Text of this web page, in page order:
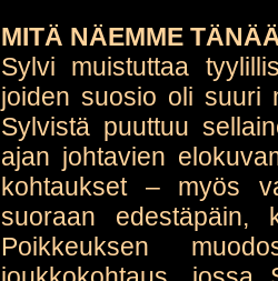
MITÄ NÄEMME
Sylvi muistuttaa
joiden suosio oli suuri
Sylvistä puuttuu
ajan johtavien
kohtaukset – myös
suoraan edestäpäin,
Poikkeuksen